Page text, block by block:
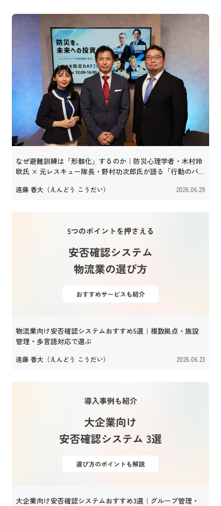
なぜ避難訓練は「形骸化」するのか｜防災心理学者・木村玲
欧氏 × 元レスキュー隊長・野村功次郎氏が語る「行動のパッ
遠藤 香大（えんどう こうだい） 2026.06.29
物流業向け安否確認システムおすすめ5選｜複数拠点・施設
管理・多言語対応で選ぶ
遠藤 香大（えんどう こうだい） 2026.06.23
大企業向け安否確認システムおすすめ3選｜グループ管理・